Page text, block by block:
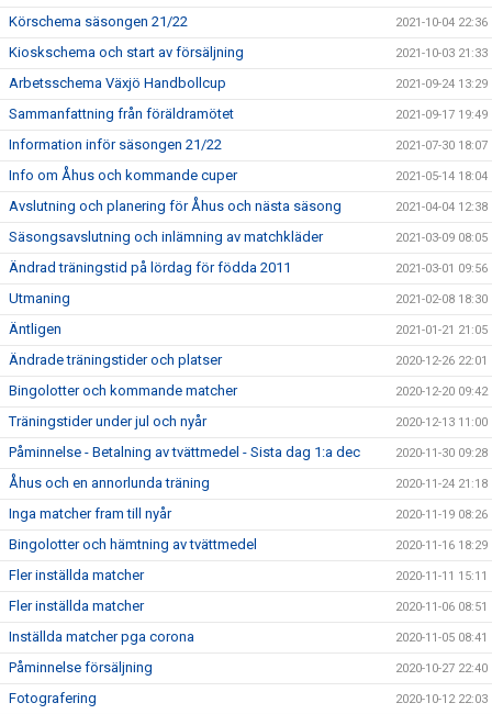
Körschema säsongen 21/22 2021-10-04 22:36
Kioskschema och start av försäljning 2021-10-03 21:33
Arbetsschema Växjö Handbollcup 2021-09-24 13:29
Sammanfattning från föräldramötet 2021-09-17 19:49
Information inför säsongen 21/22 2021-07-30 18:07
Info om Åhus och kommande cuper 2021-05-14 18:04
Avslutning och planering för Åhus och nästa säsong 2021-04-04 12:38
Säsongsavslutning och inlämning av matchkläder 2021-03-09 08:05
Ändrad träningstid på lördag för födda 2011 2021-03-01 09:56
Utmaning 2021-02-08 18:30
Äntligen 2021-01-21 21:05
Ändrade träningstider och platser 2020-12-26 22:01
Bingolotter och kommande matcher 2020-12-20 09:42
Träningstider under jul och nyår 2020-12-13 11:00
Påminnelse - Betalning av tvättmedel - Sista dag 1:a dec 2020-11-30 09:28
Åhus och en annorlunda träning 2020-11-24 21:18
Inga matcher fram till nyår 2020-11-19 08:26
Bingolotter och hämtning av tvättmedel 2020-11-16 18:29
Fler inställda matcher 2020-11-11 15:11
Fler inställda matcher 2020-11-06 08:51
Inställda matcher pga corona 2020-11-05 08:41
Påminnelse försäljning 2020-10-27 22:40
Fotografering 2020-10-12 22:03